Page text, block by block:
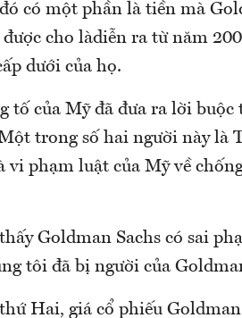
có một phần là tiền mà
cho làdiễn ra từ năm
dưới của họ.
tố của Mỹ đã đưa ra lời
trong số hai người này là
vi phạm luật của Mỹ về
Goldman Sachs có sai
tôi đã bị người của
Hai, giá cổ phiếu